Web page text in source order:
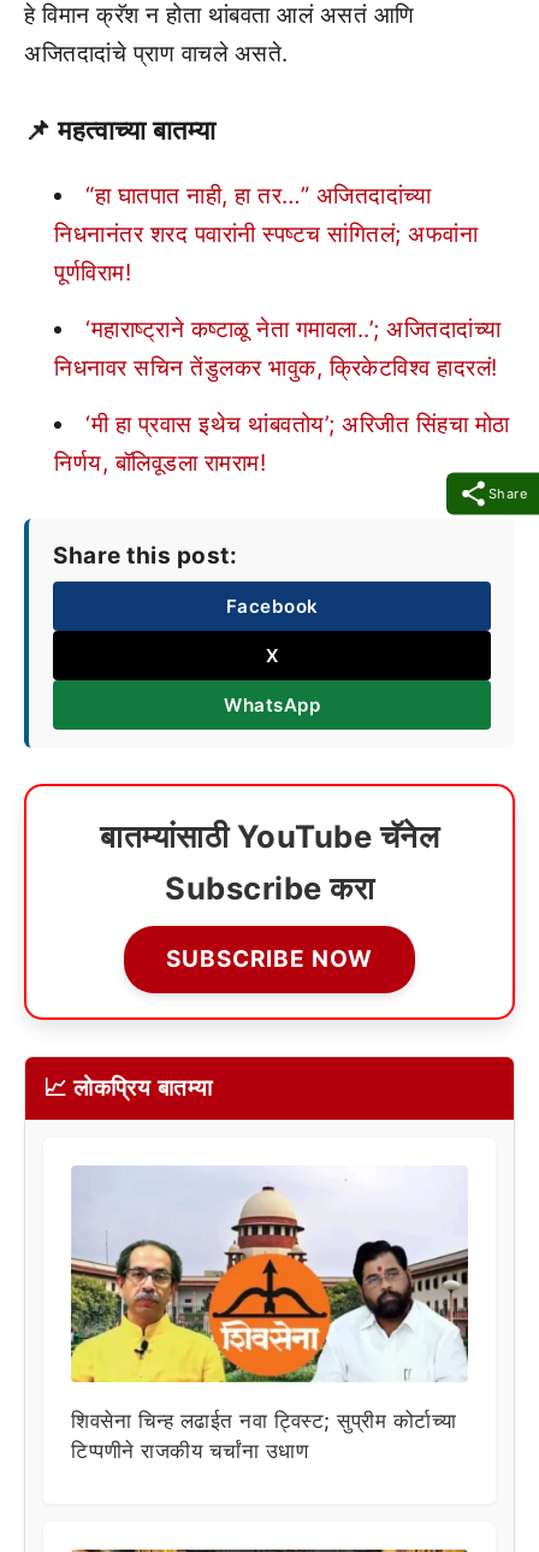
Share
हे विमान क्रॅश न होता थांबवता आलं असतं आणि
अजितदादांचे प्राण वाचले असते.
📌 महत्वाच्या बातम्या
“हा घातपात नाही, हा तर…” अजितदादांच्या
निधनानंतर शरद पवारांनी स्पष्टच सांगितलं; अफवांना
पूर्णविराम!
‘महाराष्ट्राने कष्टाळू नेता गमावला..’; अजितदादांच्या
निधनावर सचिन तेंडुलकर भावुक, क्रिकेटविश्व हादरलं!
‘मी हा प्रवास इथेच थांबवतोय’; अरिजीत सिंहचा मोठा
निर्णय, बॉलिवूडला रामराम!
Share this post:
Facebook
X
WhatsApp
बातम्यांसाठी YouTube चॅनेल
Subscribe करा
SUBSCRIBE NOW
📈 लोकप्रिय बातम्या
शिवसेना चिन्ह लढाईत नवा ट्विस्ट; सुप्रीम कोर्टाच्या
टिप्पणीने राजकीय चर्चांना उधाण